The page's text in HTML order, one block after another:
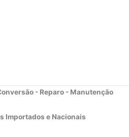
- Reparo - Manutenção
Importados e Nacionais